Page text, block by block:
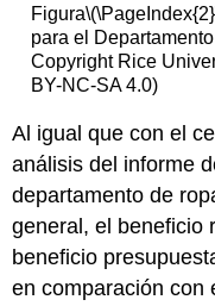
Figura
para el
Copyright Rice
BY-NC-SA 4.0)
Al igual que con el
análisis del informe
departamento de
general, el beneficio
beneficio
en comparación con